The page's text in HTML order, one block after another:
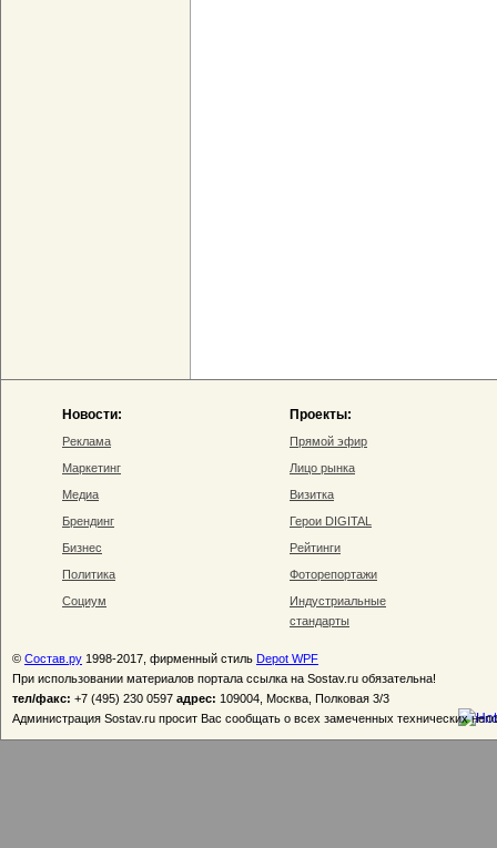
Новости:
Реклама
Маркетинг
Медиа
Брендинг
Бизнес
Политика
Социум
Проекты:
Прямой эфир
Лицо рынка
Визитка
Герои DIGITAL
Рейтинги
Фоторепортажи
Индустриальные
стандарты
© Состав.ру 1998-2017, фирменный стиль Depot WPF
При использовании материалов портала ссылка на Sostav.ru обязательна!
тел/факс: +7 (495) 230 0597 адрес: 109004, Москва, Полковая 3/3
Администрация Sostav.ru просит Вас сообщать о всех замеченных технических